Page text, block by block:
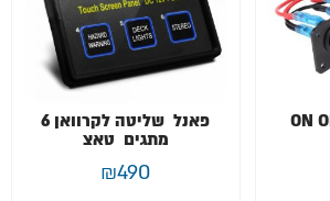
פאנל שליטה לקרוואן 6
מתגים טאצ
₪490